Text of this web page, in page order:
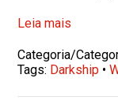
Leia mais
Categoria/
Tags: Darkship •